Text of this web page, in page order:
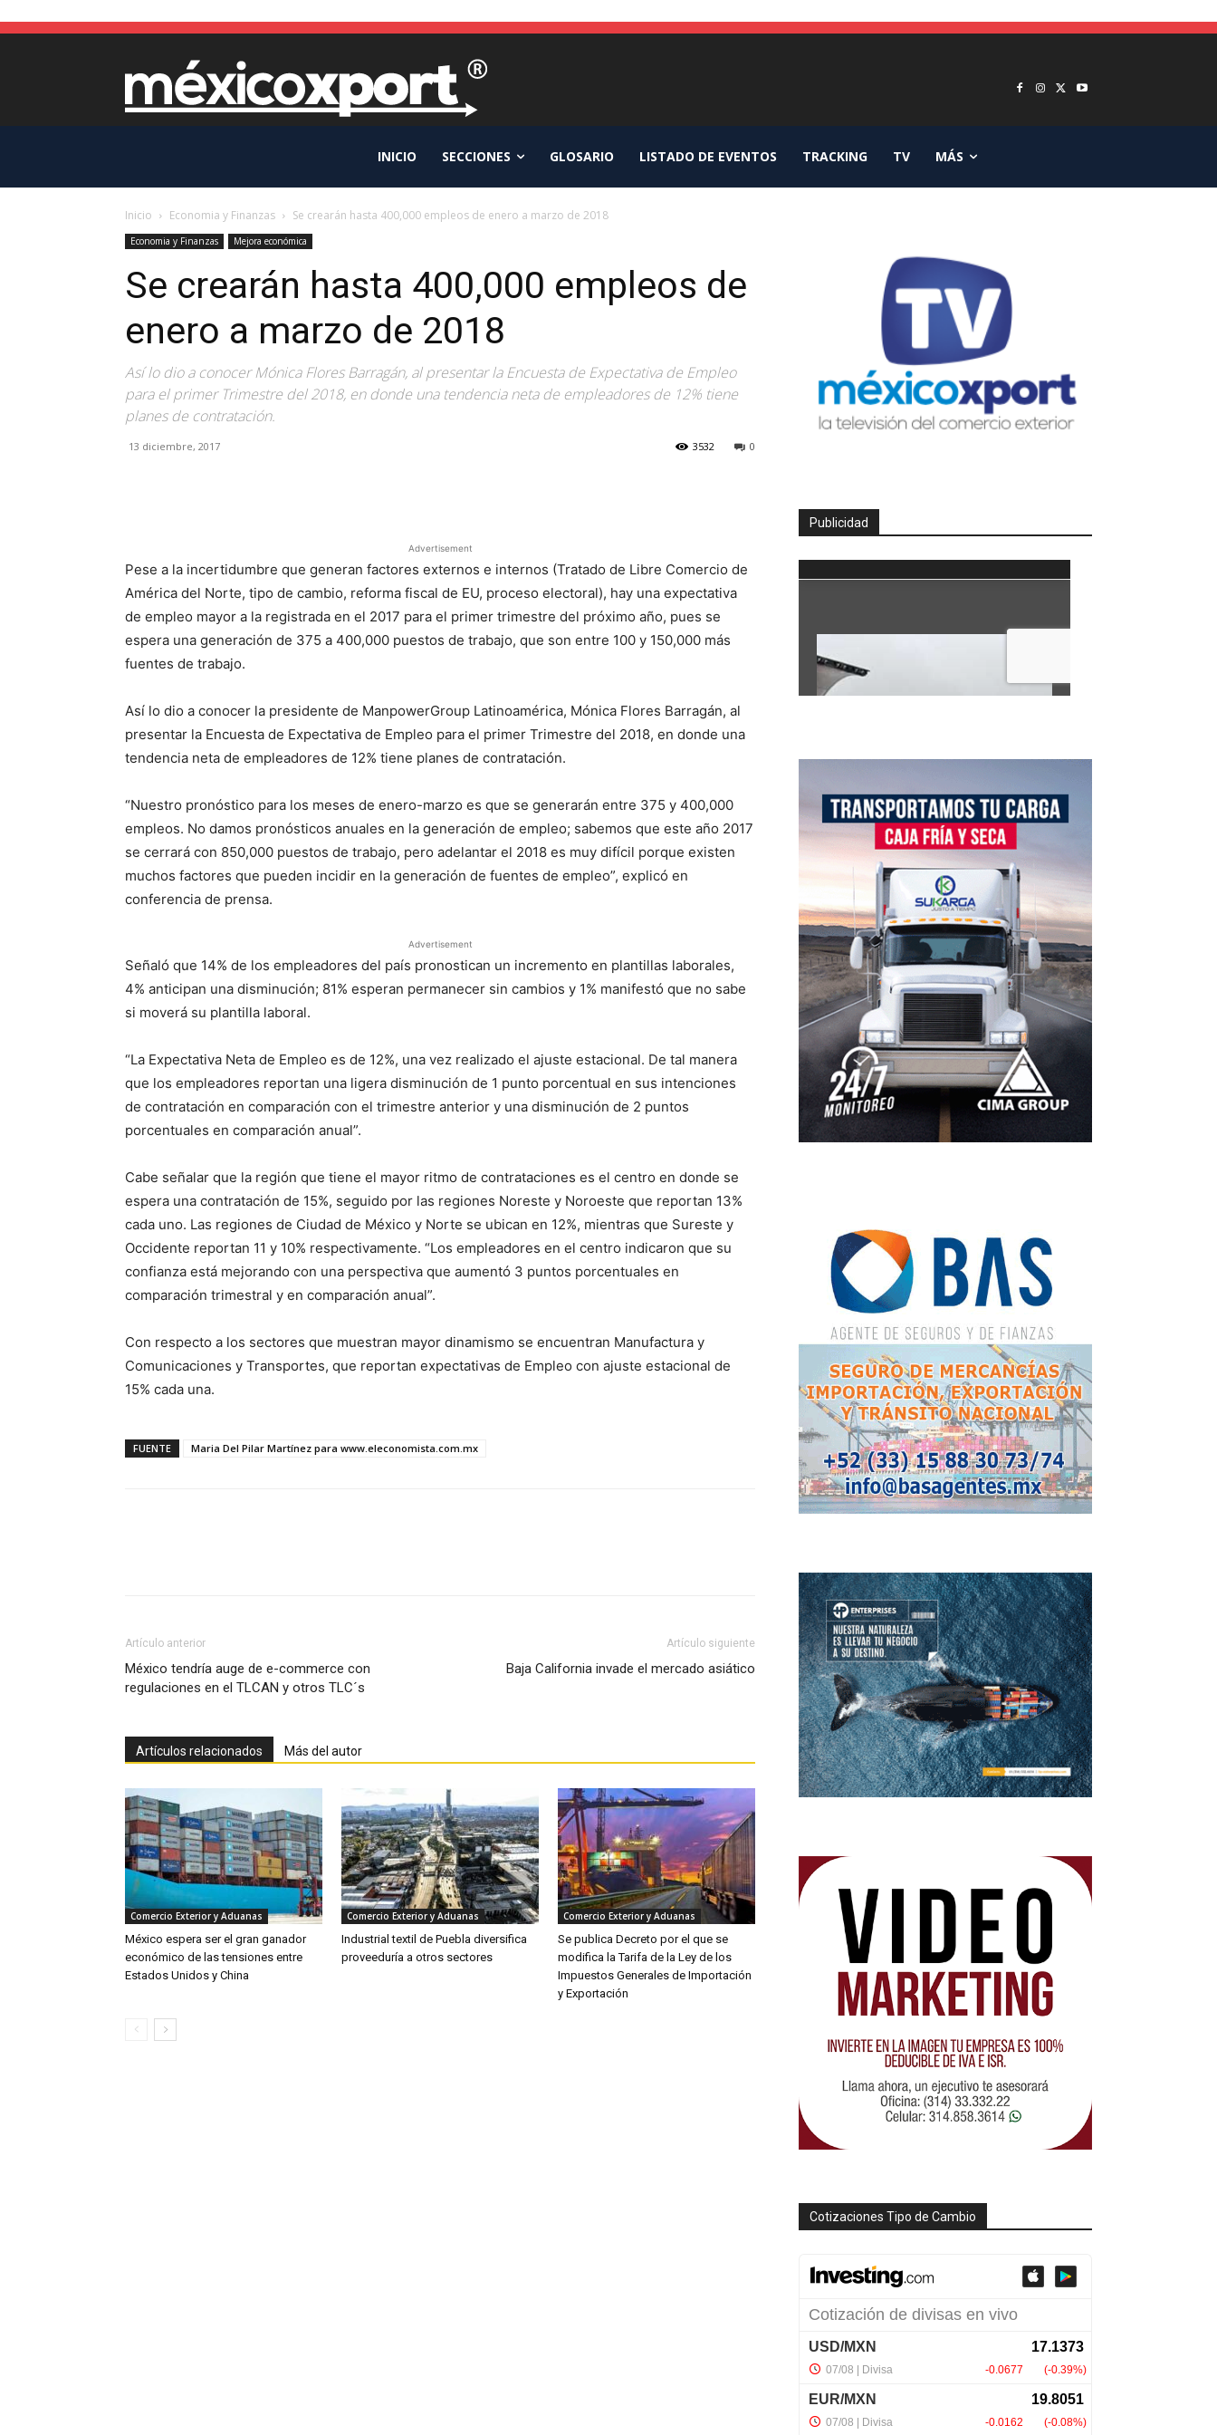
INICIO SECCIONES GLOSARIO LISTADO DE EVENTOS TRACKING TV MÁS
Inicio Economia y Finanzas Se crearán hasta 400,000 empleos de enero a marzo de 2018
Economia y Finanzas Mejora económica
Se crearán hasta 400,000 empleos de
enero a marzo de 2018
Así lo dio a conocer Mónica Flores Barragán, al presentar la Encuesta de Expectativa de Empleo
para el primer Trimestre del 2018, en donde una tendencia neta de empleadores de 12% tiene
planes de contratación.
13 diciembre, 2017 0
3532
Advertisement
Pese a la incertidumbre que generan factores externos e internos (Tratado de Libre Comercio de
América del Norte, tipo de cambio, reforma fiscal de EU, proceso electoral), hay una expectativa
de empleo mayor a la registrada en el 2017 para el primer trimestre del próximo año, pues se
espera una generación de 375 a 400,000 puestos de trabajo, que son entre 100 y 150,000 más
fuentes de trabajo.
Así lo dio a conocer la presidente de ManpowerGroup Latinoamérica, Mónica Flores Barragán, al
presentar la Encuesta de Expectativa de Empleo para el primer Trimestre del 2018, en donde una
tendencia neta de empleadores de 12% tiene planes de contratación.
“Nuestro pronóstico para los meses de enero-marzo es que se generarán entre 375 y 400,000
empleos. No damos pronósticos anuales en la generación de empleo; sabemos que este año 2017
se cerrará con 850,000 puestos de trabajo, pero adelantar el 2018 es muy difícil porque existen
muchos factores que pueden incidir en la generación de fuentes de empleo”, explicó en
conferencia de prensa.
Advertisement
Señaló que 14% de los empleadores del país pronostican un incremento en plantillas laborales,
4% anticipan una disminución; 81% esperan permanecer sin cambios y 1% manifestó que no sabe
si moverá su plantilla laboral.
“La Expectativa Neta de Empleo es de 12%, una vez realizado el ajuste estacional. De tal manera
que los empleadores reportan una ligera disminución de 1 punto porcentual en sus intenciones
de contratación en comparación con el trimestre anterior y una disminución de 2 puntos
porcentuales en comparación anual”.
Cabe señalar que la región que tiene el mayor ritmo de contrataciones es el centro en donde se
espera una contratación de 15%, seguido por las regiones Noreste y Noroeste que reportan 13%
cada uno. Las regiones de Ciudad de México y Norte se ubican en 12%, mientras que Sureste y
Occidente reportan 11 y 10% respectivamente. “Los empleadores en el centro indicaron que su
confianza está mejorando con una perspectiva que aumentó 3 puntos porcentuales en
comparación trimestral y en comparación anual”.
Con respecto a los sectores que muestran mayor dinamismo se encuentran Manufactura y
Comunicaciones y Transportes, que reportan expectativas de Empleo con ajuste estacional de
15% cada una.
FUENTE Maria Del Pilar Martínez para www.eleconomista.com.mx
Artículo anterior
México tendría auge de e-commerce con
regulaciones en el TLCAN y otros TLC´s
Artículo siguiente
Baja California invade el mercado asiático
Artículos relacionados Más del autor
Comercio Exterior y Aduanas
México espera ser el gran ganador
económico de las tensiones entre
Estados Unidos y China
Comercio Exterior y Aduanas
Industrial textil de Puebla diversifica
proveeduría a otros sectores
Comercio Exterior y Aduanas
Se publica Decreto por el que se
modifica la Tarifa de la Ley de los
Impuestos Generales de Importación
y Exportación
Publicidad
Cotizaciones Tipo de Cambio